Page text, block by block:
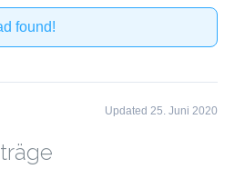
found!
Updated 25. Juni 2020